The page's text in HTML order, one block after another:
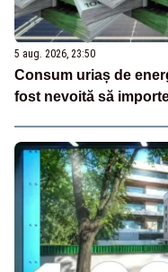
5 aug. 2026, 23:50
Consum uriaș de
fost nevoită să